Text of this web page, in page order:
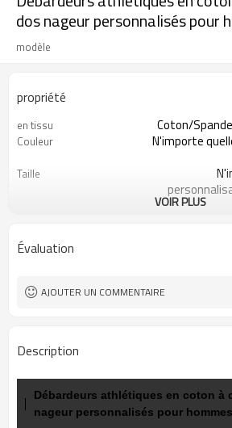
dos nageur personnalisés pour
modèle
propriété
en tissu Coton/
Couleur
N'importe
Taille
Fonctionnalité
VOIR PLUS
Évaluation
AJOUTER UN COMMENTAIRE
Description
Débardeurs athlétiques en coton à
nageur personnalisés pour